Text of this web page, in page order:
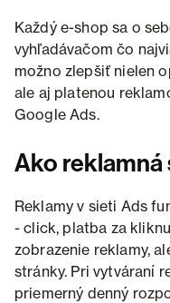
Každý e-shop sa o
vyhľadávačom čo
možno zlepšiť nielen
ale aj platenou
Google Ads.
Ako reklamná
Reklamy v sieti Ads
- click, platba za
zobrazenie reklamy,
stránky. Pri vytváraní
priemerný denný